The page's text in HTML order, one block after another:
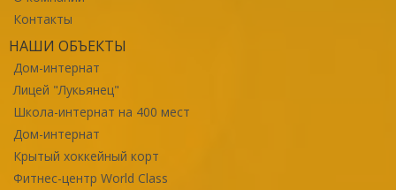
Контакты
НАШИ ОБЪЕКТЫ
Дом-интернат
Лицей "Лукьянец"
Школа-интернат на 400 мест
Дом-интернат
Крытый хоккейный корт
Фитнес-центр World Class